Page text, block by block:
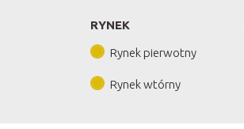
RYNEK
Rynek pierwotny
Rynek wtórny